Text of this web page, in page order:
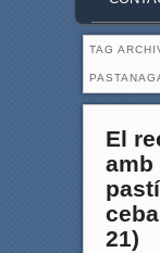
TAG
El
amb
21)